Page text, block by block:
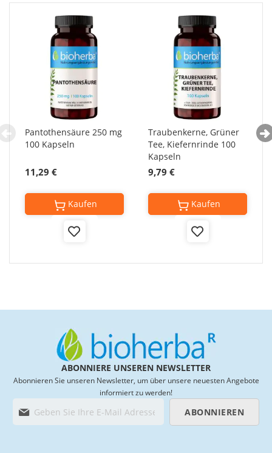
Pantothensäure 250 mg
100 Kapseln
11,29 €
Add
Kaufen
Traubenkerne, Grüner
Tee, Kiefernrinde 100
Kapseln
9,79 €
Add
Kaufen
ABONNIERE UNSEREN NEWSLETTER
Abonnieren Sie unseren Newsletter, um über unsere neuesten Angebote
informiert zu werden!
l
ABONNIEREN